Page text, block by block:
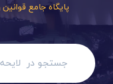
پایگاه جامع